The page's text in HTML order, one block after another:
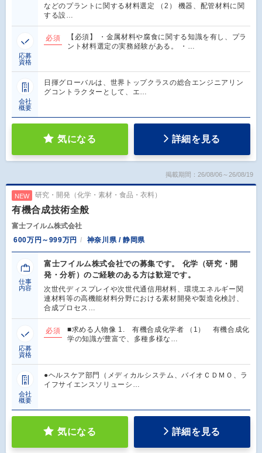
などのプラントに関する材料選定 （2） 機器、配管材料に関
する設…
応募
資格
必須
【必須】 ・金属材料や腐食に関する知識を有し、プラ
ント材料選定の実務経験がある。 ・…
会社
概要
日揮グローバルは、世界トップクラスの総合エンジニアリン
グコントラクターとして、エ…
気になる 詳細を見る
掲載期間：26/08/06～26/08/19
NEW 研究・開発（化学・素材・食品・衣料）
有機合成技術全般
富士フイルム株式会社
600万円～999万円
神奈川県 / 静岡県
仕事
内容
富士フイルム株式会社での募集です。 化学（研究・開
発・分析）のご経験のある方は歓迎です。
次世代ディスプレイや次世代通信用材料、環境エネルギー関
連材料等の高機能材料分野における素材開発や製造化検討、
合成プロセス…
応募
資格
必須
■求める人物像 1. 有機合成化学者 （1） 有機合成化
学の知識が豊富で、多種多様な…
会社
概要
●ヘルスケア部門（メディカルシステム、バイオＣＤＭＯ、ラ
イフサイエンスソリューシ…
気になる 詳細を見る